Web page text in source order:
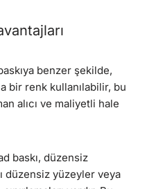
benzer şekilde,
bir renk kullanılabilir, bu
alıcı ve maliyetli hale
baskı, düzensiz
düzensiz yüzeyler veya